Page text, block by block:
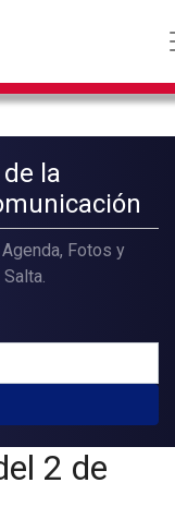
la
Fotos y
2 de